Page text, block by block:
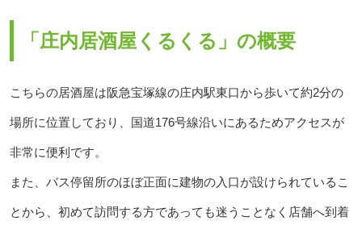
「庄内居酒屋くるくる」の概要
こちらの居酒屋は阪急宝塚線の庄内駅東口から歩いて約2分の
場所に位置しており、国道176号線沿いにあるためアクセスが
非常に便利です。
また、バス停留所のほぼ正面に建物の入口が設けられているこ
とから、初めて訪問する方であっても迷うことなく店舗へ到着